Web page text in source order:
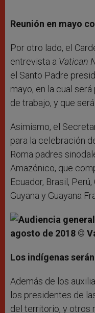
Reunión en mayo
Por otro lado, el
entrevista a Vatican
el Santo Padre
mayo, en la cual
de trabajo, y que
Asimismo, el
para la celebración
Roma padres
Amazónico, que
Ecuador, Brasil,
Guyana y Guayana
Los indígenas
Además de los
los presidentes de
del territorio, y otros